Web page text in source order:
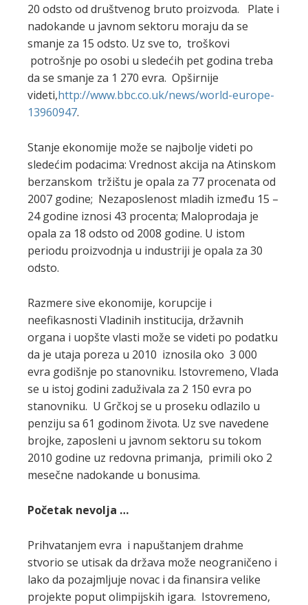
20 odsto od društvenog bruto proizvoda. Plate i
nadokande u javnom sektoru moraju da se
smanje za 15 odsto. Uz sve to, troškovi
potrošnje po osobi u sledećih pet godina treba
da se smanje za 1 270 evra. Opširnije
videti,http://www.bbc.co.uk/news/world-europe-
13960947.
Stanje ekonomije može se najbolje videti po
sledećim podacima: Vrednost akcija na Atinskom
berzanskom tržištu je opala za 77 procenata od
2007 godine; Nezaposlenost mladih između 15 –
24 godine iznosi 43 procenta; Maloprodaja je
opala za 18 odsto od 2008 godine. U istom
periodu proizvodnja u industriji je opala za 30
odsto.
Razmere sive ekonomije, korupcije i
neefikasnosti Vladinih institucija, državnih
organa i uopšte vlasti može se videti po podatku
da je utaja poreza u 2010 iznosila oko 3 000
evra godišnje po stanovniku. Istovremeno, Vlada
se u istoj godini zaduživala za 2 150 evra po
stanovniku. U Grčkoj se u proseku odlazilo u
penziju sa 61 godinom života. Uz sve navedene
brojke, zaposleni u javnom sektoru su tokom
2010 godine uz redovna primanja, primili oko 2
mesečne nadokande u bonusima.
Početak nevolja …
Prihvatanjem evra i napuštanjem drahme
stvorio se utisak da država može neograničeno i
lako da pozajmljuje novac i da finansira velike
projekte poput olimpijskih igara. Istovremeno,